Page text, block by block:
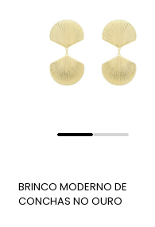
BRINCO MODERNO DE
CONCHAS NO OURO